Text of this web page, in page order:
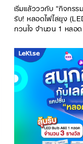
เริ่มแล้วววกับ “กิจกร
รับ! หลอดไฟไล่ยุง
กวนใจ จำนวน 1 หล